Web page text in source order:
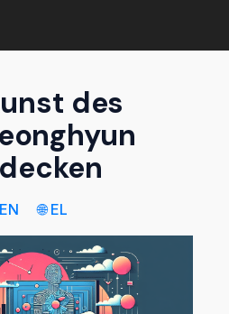
des
🌐 EL